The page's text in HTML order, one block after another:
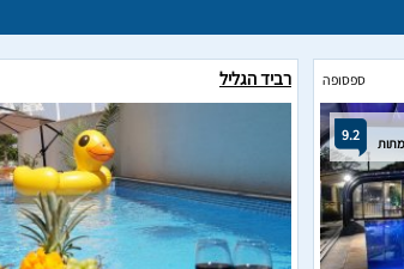
ספסופה
9.2
רביד הגליל